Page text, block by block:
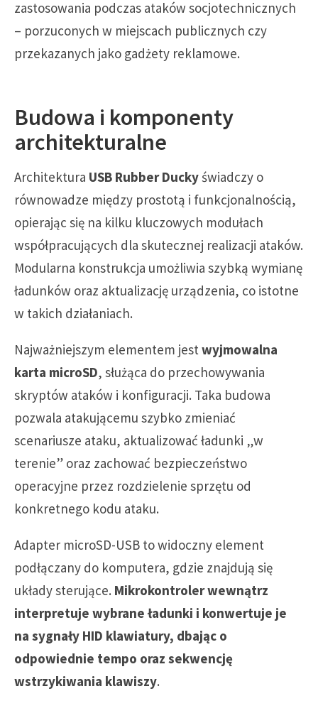
zastosowania podczas ataków socjotechnicznych
– porzuconych w miejscach publicznych czy
przekazanych jako gadżety reklamowe.
Budowa i komponenty
architekturalne
Architektura USB Rubber Duckyświadczy o
równowadze między prostotą i funkcjonalnością,
opierając się na kilku kluczowych modułach
współpracujących dla skutecznej realizacji ataków.
Modularna konstrukcja umożliwia szybką wymianę
ładunków oraz aktualizację urządzenia, co istotne
w takich działaniach.
Najważniejszym elementem jestwyjmowalna
karta microSD, służąca do przechowywania
skryptów ataków i konfiguracji. Taka budowa
pozwala atakującemu szybko zmieniać
scenariusze ataku, aktualizować ładunki „w
terenie” oraz zachować bezpieczeństwo
operacyjne przez rozdzielenie sprzętu od
konkretnego kodu ataku.
Adapter microSD-USB to widoczny element
podłączany do komputera, gdzie znajdują się
układy sterujące. Mikrokontroler wewnątrz
interpretuje wybrane ładunki i konwertuje je
na sygnały HID klawiatury, dbając o
odpowiednie tempo oraz sekwencję
wstrzykiwania klawiszy.